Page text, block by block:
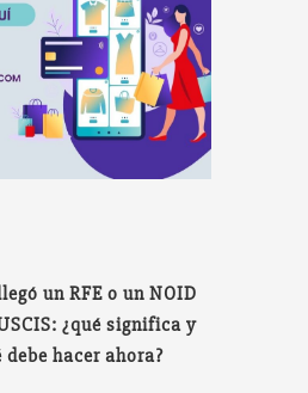
un RFE o un NOID
¿qué significa y
debe hacer ahora?